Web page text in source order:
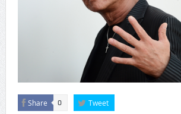
Share 0 Tweet